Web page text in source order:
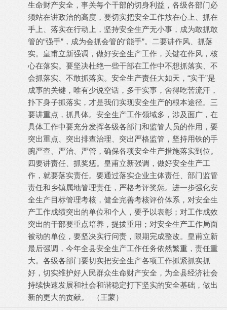
生命财产安全，事关每个干部的切身利益，各级各部门必
须站在讲政治的高度，要切实把安全工作放在心上、抓在
手上、落实在行动上，坚持安全生产无小事，成为敢抓敢
管的“强手”，成为会抓会管的“能手”。二要讲作风、抓落
实。皇甫立新强调，做好安全生产工作，关键在作风，核
心在落实。要坚决杜绝一些干部在工作中不想抓落实、不
会抓落实、不敢抓落实。安全生产责任大如天，“实干”是
成事的关键，唯有少说空话，多干实事，舍得吃苦流汗，
扑下身子抓落实，才是我们实现安全生产的根本途径。三
要讲重点，抓具体。安全生产工作领域多，涉及面广，在
具体工作中要充分发挥各级各部门和监管人员的作用，要
突出重点、突出排查治理、突出严格监管，坚持用铁的手
腕严查、严治、严管，确保各项安全生产措施落实到位。
四要讲责任、抓奖惩。皇甫立新强调，做好安全生产工
作，就要落实责任。要通过落实企业主体责任、部门监管
责任和乡镇属地管理责任，严格考评奖惩。进一步强化安
全生产目标管理考核，健全完善考核评价体系，对安全生
产工作成绩突出的单位和个人，要予以表彰；对工作成效
突出的干部要重点培养，提拔重用；对安全生产工作局面
被动的单位，要坚决实行问责，限期完成整改。皇甫立新
最后强调，今年全县安全生产工作任务依然繁重，责任重
大。各级各部门要切实把安全生产各项工作抓紧抓实抓
好，切实维护好人民群众生命财产安全，为全县经济社会
持续快速发展和社会和谐稳定打下坚实的安全基础，做出
新的更大的贡献。 （王蒙）